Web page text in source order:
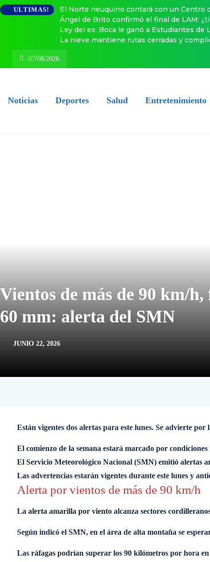
ULTIMAS!
El Norte neuquino contará con un Centro
Ángel de Brito confirmó el final de LAM:
Ley del ex: Boca le ganó a Estudiantes de
La nieve mantiene rutas cerradas y
07/08/2026
Noticias Deportes Salud Entretenimiento
Vientos de más de 90 km/
60 mm: alerta del SMN
JUNIO 22, 2026
Están vigentes dos alertas para este lunes. Se advierte
El comienzo de la semana estará marcado por
El Servicio Meteorológico Nacional (SMN) emitió alertas
Las advertencias estarán vigentes durante este lunes y
Alerta por vientos de más de 90 km/h
La alerta amarilla por viento alcanza sectores
Según indicó el SMN, en el área de alta montaña se
Las ráfagas podrían superar los 90 kilómetros por hora